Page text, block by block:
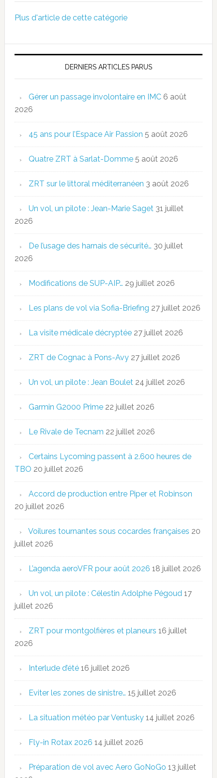
Plus d'article de cette catégorie
DERNIERS ARTICLES PARUS
Gérer un passage involontaire en IMC 6 août
2026
45 ans pour l’Espace Air Passion 5 août 2026
Quatre ZRT à Sarlat-Domme 5 août 2026
ZRT sur le littoral méditerranéen 3 août 2026
Un vol, un pilote : Jean-Marie Saget 31 juillet
2026
De l’usage des harnais de sécurité… 30 juillet
2026
Modifications de SUP-AIP… 29 juillet 2026
Les plans de vol via Sofia-Briefing 27 juillet 2026
La visite médicale décryptée 27 juillet 2026
ZRT de Cognac à Pons-Avy 27 juillet 2026
Un vol, un pilote : Jean Boulet 24 juillet 2026
Garmin G2000 Prime 22 juillet 2026
Le Rivale de Tecnam 22 juillet 2026
Certains Lycoming passent à 2.600 heures de
TBO 20 juillet 2026
Accord de production entre Piper et Robinson
20 juillet 2026
Voilures tournantes sous cocardes françaises 20
juillet 2026
L’agenda aeroVFR pour août 2026 18 juillet 2026
Un vol, un pilote : Célestin Adolphe Pégoud 17
juillet 2026
ZRT pour montgolfières et planeurs 16 juillet
2026
Interlude d’été 16 juillet 2026
Eviter les zones de sinistre… 15 juillet 2026
La situation météo par Ventusky 14 juillet 2026
Fly-in Rotax 2026 14 juillet 2026
Préparation de vol avec Aero GoNoGo 13 juillet